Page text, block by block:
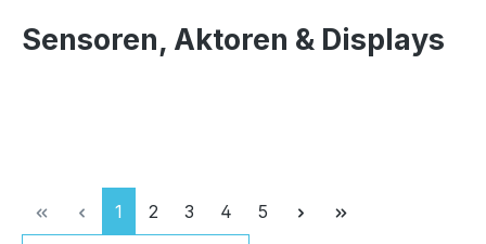
Speichern
Sensoren, Aktoren & Displays
Seite
1 Seite
2 Seite
3 Seite
4 Seite
5